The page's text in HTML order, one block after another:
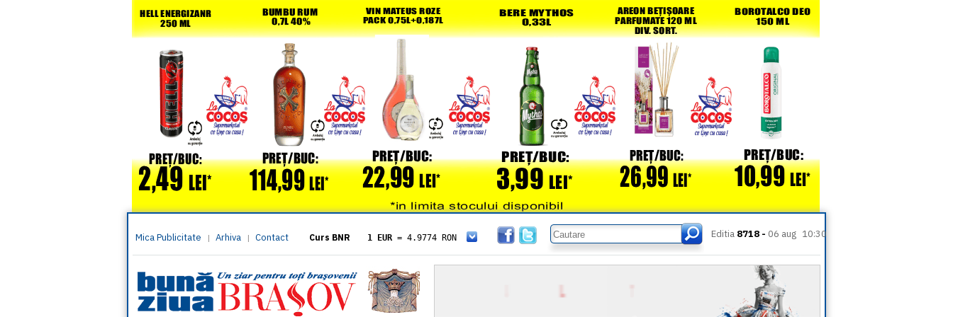
Mica Publicitate | Arhiva | Contact Curs BNR 1 EUR = 4.9774 RON
= 5.8304 RON
1 XAU= 464.4611 RON
1 AED= 1.1933 RON
1 AUD= 2.7957 RON
1 BGN= 2.5449 RON
Editia 8718 - 06 aug 10:30